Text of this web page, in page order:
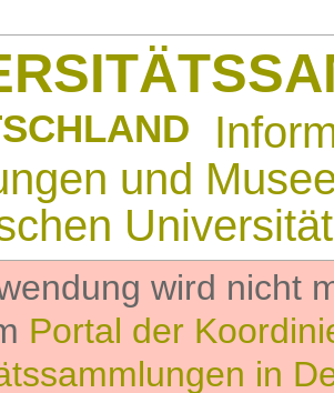
und
wird nicht
Portal der
in